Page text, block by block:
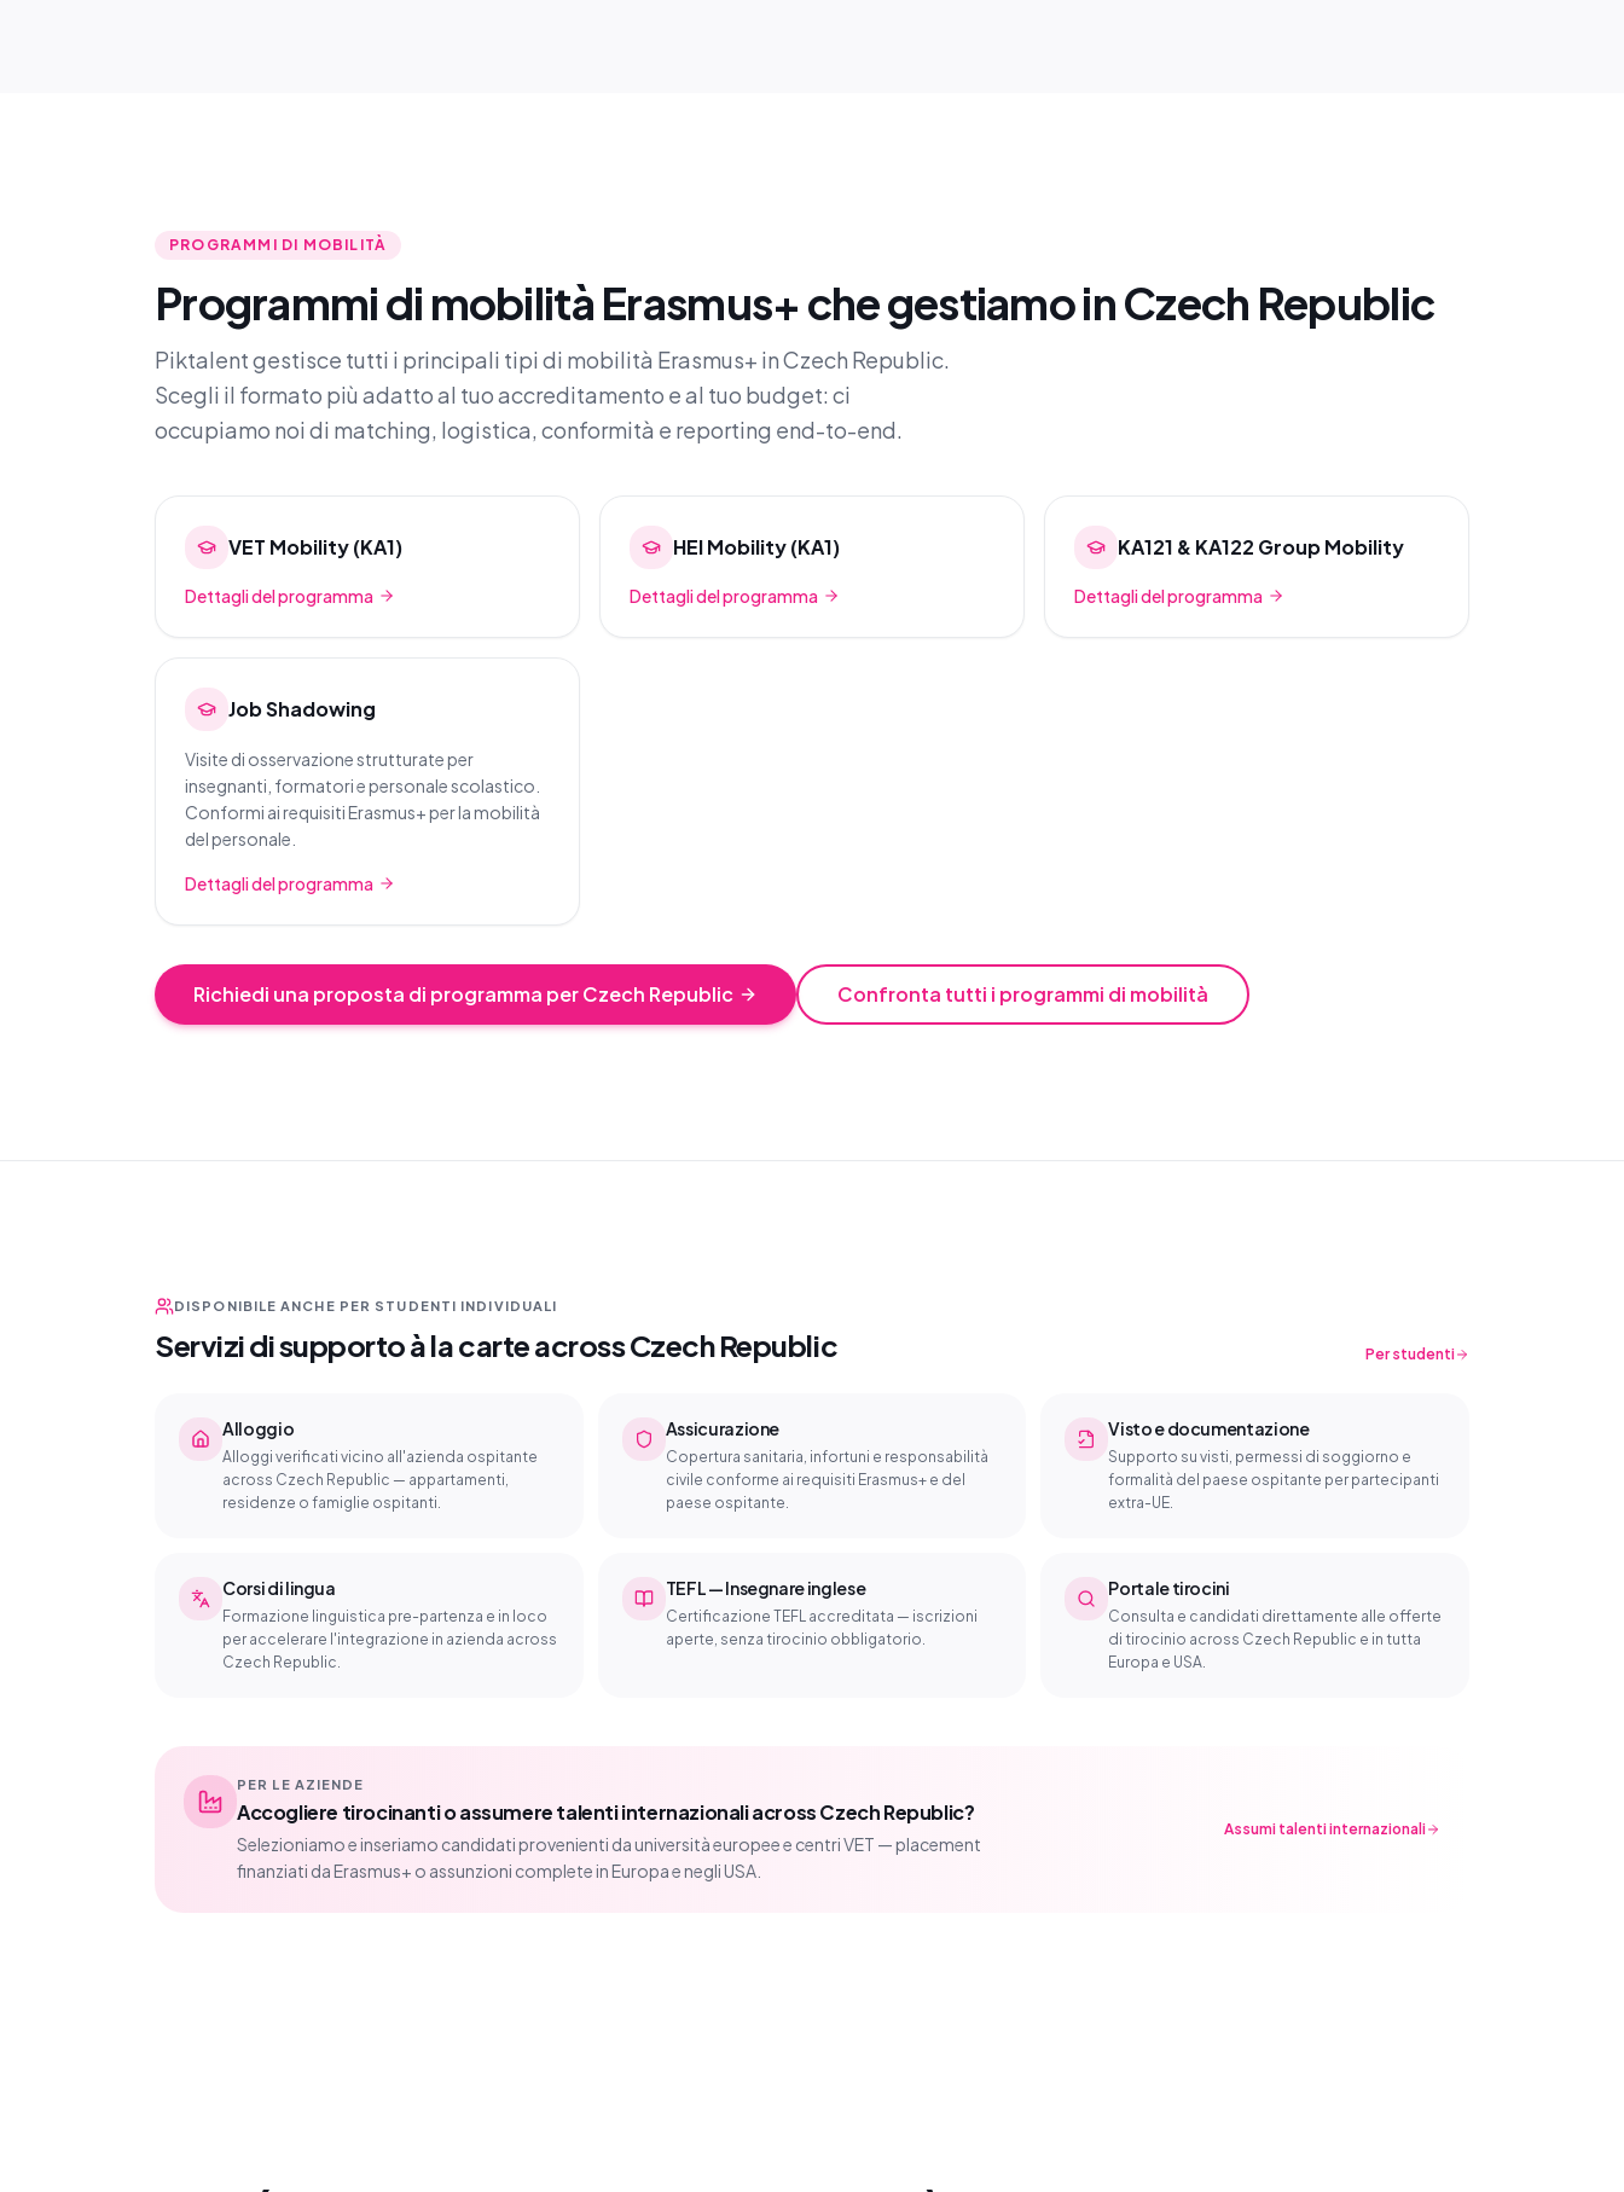
PROGRAMMI DI MOBILITÀ
Programmi di mobilità Erasmus+ che gestiamo in Czech Republic
Piktalent gestisce tutti i principali tipi di mobilità Erasmus+ in Czech Republic.
Scegli il formato più adatto al tuo accreditamento e al tuo budget: ci
occupiamo noi di matching, logistica, conformità e reporting end-to-end.
VET Mobility (KA1)
Dettagli del programma
HEI Mobility (KA1)
Dettagli del programma
KA121 & KA122 Group Mobility
Dettagli del programma
Job Shadowing
Visite di osservazione strutturate per
insegnanti, formatori e personale scolastico.
Conformi ai requisiti Erasmus+ per la mobilità
del personale.
Dettagli del programma
Richiedi una proposta di programma per Czech Republic Confronta tutti i programmi di mobilità
DISPONIBILE ANCHE PER STUDENTI INDIVIDUALI
Servizi di supporto à la carte across Czech Republic Per studenti
Alloggio
Alloggi verificati vicino all'azienda ospitante
across Czech Republic — appartamenti,
residenze o famiglie ospitanti.
Assicurazione
Copertura sanitaria, infortuni e responsabilità
civile conforme ai requisiti Erasmus+ e del
paese ospitante.
Visto e documentazione
Supporto su visti, permessi di soggiorno e
formalità del paese ospitante per partecipanti
extra-UE.
Corsi di lingua
Formazione linguistica pre-partenza e in loco
per accelerare l'integrazione in azienda across
Czech Republic.
TEFL — Insegnare inglese
Certificazione TEFL accreditata — iscrizioni
aperte, senza tirocinio obbligatorio.
Portale tirocini
Consulta e candidati direttamente alle offerte
di tirocinio across Czech Republic e in tutta
Europa e USA.
PER LE AZIENDE
Accogliere tirocinanti o assumere talenti internazionali across Czech Republic?
Selezioniamo e inseriamo candidati provenienti da università europee e centri VET — placement
finanziati da Erasmus+ o assunzioni complete in Europa e negli USA.
Assumi talenti internazionali